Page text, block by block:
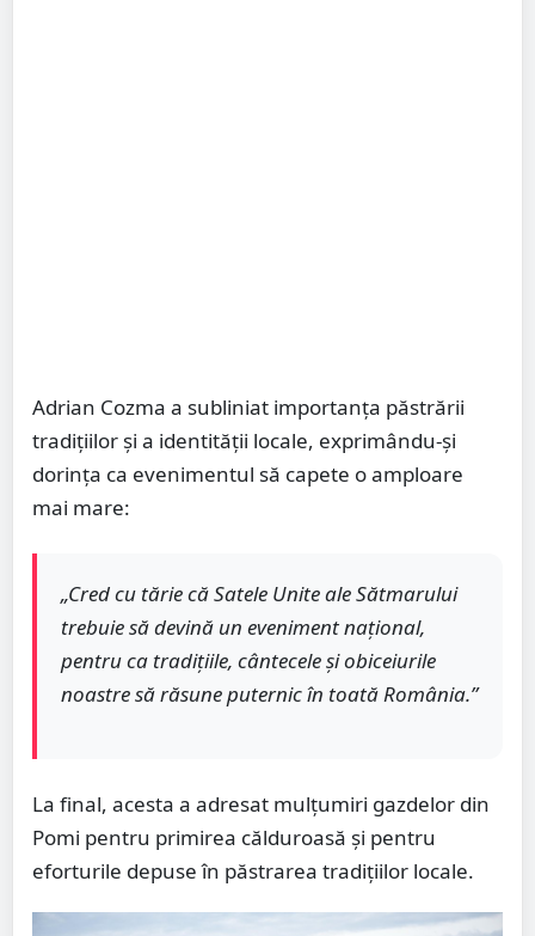
Adrian Cozma a subliniat importanța păstrării
tradițiilor și a identității locale, exprimându-și
dorința ca evenimentul să capete o amploare
mai mare:
„Cred cu tărie că Satele Unite ale Sătmarului
trebuie să devină un eveniment național,
pentru ca tradițiile, cântecele și obiceiurile
noastre să răsune puternic în toată România.”
La final, acesta a adresat mulțumiri gazdelor din
Pomi pentru primirea călduroasă și pentru
eforturile depuse în păstrarea tradițiilor locale.